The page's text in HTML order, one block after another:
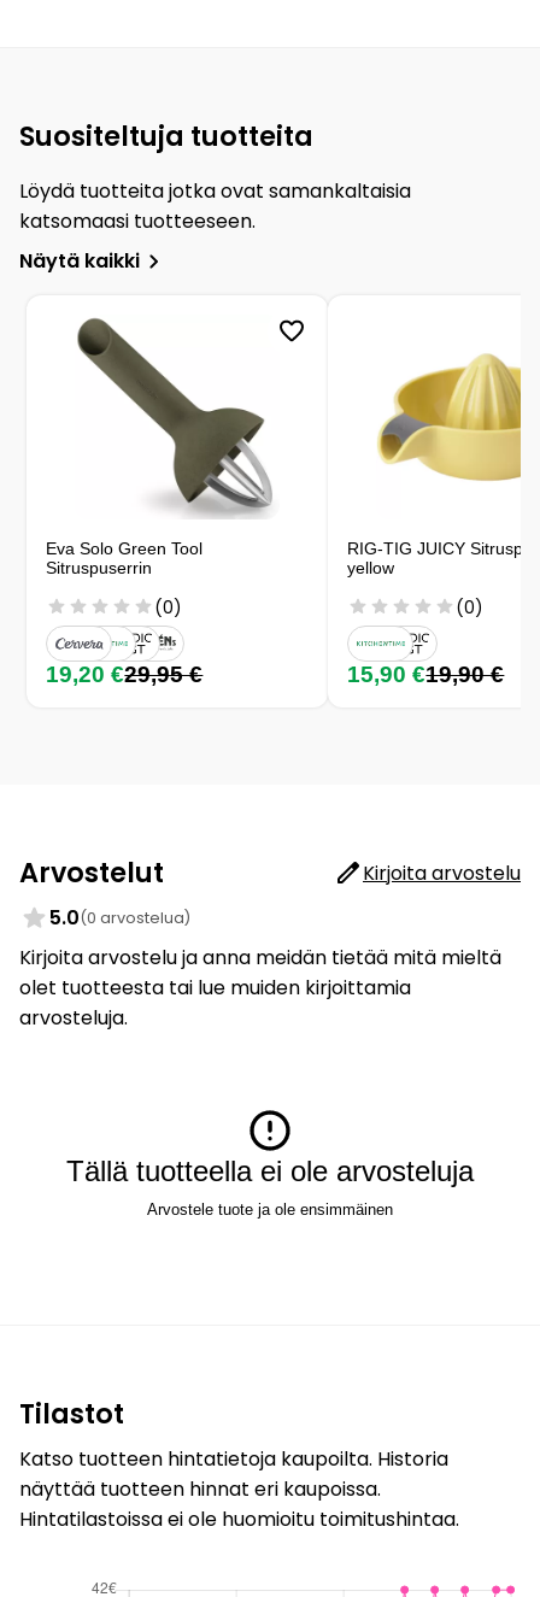
Suositeltuja tuotteita
Löydä tuotteita jotka ovat samankaltaisia
katsomaasi tuotteeseen.
Näytä kaikki
Eva Solo Green Tool
Sitruspuserrin
(0)
19,20 €29,95 €
RIG-TIG JUICY
yellow
(0)
15,90 €19,90 €
Arvostelut
Kirjoita arvostelu
5.0(0 arvostelua)
Kirjoita arvostelu ja anna meidän tietää mitä mieltä
olet tuotteesta tai lue muiden kirjoittamia
arvosteluja.
Tällä tuotteella ei ole arvosteluja
Arvostele tuote ja ole ensimmäinen
Tilastot
Katso tuotteen hintatietoja kaupoilta. Historia
näyttää tuotteen hinnat eri kaupoissa.
Hintatilastoissa ei ole huomioitu toimitushintaa.